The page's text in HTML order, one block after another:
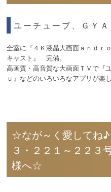
ユーチューブ、ＧＹＡ
全室に『４Ｋ液晶大画面ａｎｄｒ
キャスト』 完備。
高画質・高音質な大画面ＴＶで『
ｕ』などのいろいろなアプリが楽し
☆なが～く愛してね♪
３・２２１～２２３
様へ☆